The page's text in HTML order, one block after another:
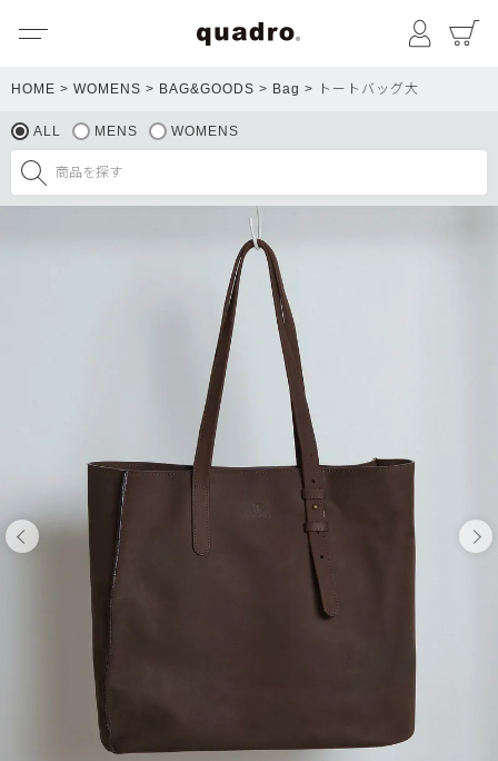
マイペ
HOME WOMENS BAG&GOODS Bag トートバッグ大
ALL MENS WOMENS